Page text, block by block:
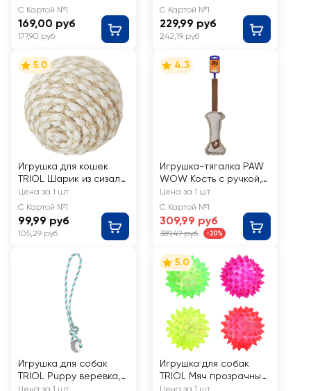
d=45мм
С Картой №1
169,00 руб
177,90 руб
С Картой №1
229,99 руб
242,19 руб
5.0
Игрушка для кошек
TRIOL Шарик из сизаля
d=45мм
Цена за 1 шт
С Картой №1
99,99 руб
105,29 руб
4.3
Игрушка-тягалка PAW
WOW Кость с ручкой,
24см
Цена за 1 шт
С Картой №1
309,99 руб
389,49 руб -20%
Игрушка для собак
TRIOL Puppy веревка,
в ассортименте
Цена за 1 шт
5.0
Игрушка для собак
TRIOL Мяч прозрачный
с шипами d=55мм
Цена за 1 шт